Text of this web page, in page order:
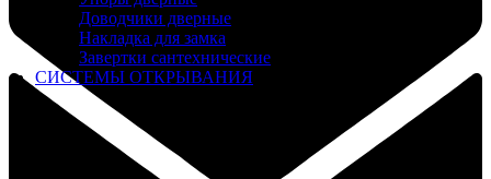
Доводчики дверные
Накладка для замка
Завертки сантехнические
СИСТЕМЫ ОТКРЫВАНИЯ